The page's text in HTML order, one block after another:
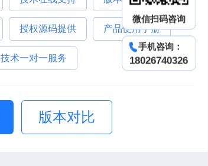
授权源码提供 产品使用手册
技术一对一服务
版本对比
微信扫码咨询
手机咨询：
18026740326